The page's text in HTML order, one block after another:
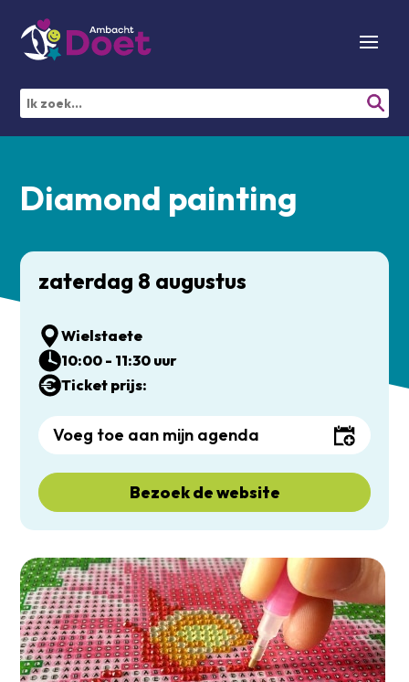
Diamond painting
zaterdag 8 augustus
Wielstaete
10:00 - 11:30 uur
Ticket prijs:
Voeg toe aan mijn agenda
Bezoek de website